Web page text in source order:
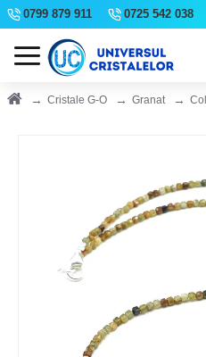
0799 879 911 0725 542 038
Cristale G-O Granat